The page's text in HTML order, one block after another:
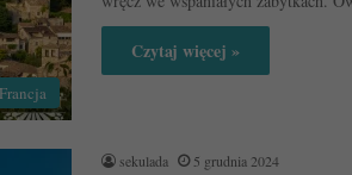
Francja
Czytaj więcej »
sekulada 5 grudnia 2024